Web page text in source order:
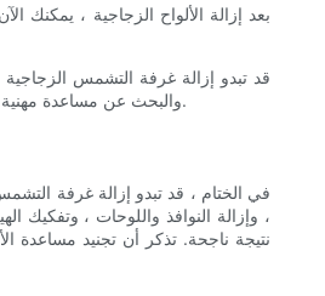
بعد إزالة الألواح الزجاجية ،
قد تبدو إزالة غرفة التشمس
والبحث عن مساعدة مهنية عند الحاجة ، يمكنك إزالة غرفة التشمس الزجاجية بنجاح وإنشاء مساحة جديدة جديدة في منزلك. تذكر أن تأخذ وقتك والمضي قدماً في توخي الحذر لضمان عملية إزالة سلسة وناجحة.
في الختام ، قد تبدو إزالة غرفة
، وإزالة النوافذ واللوحات ،
نتيجة ناجحة. تذكر أن تجنيد مساعدة